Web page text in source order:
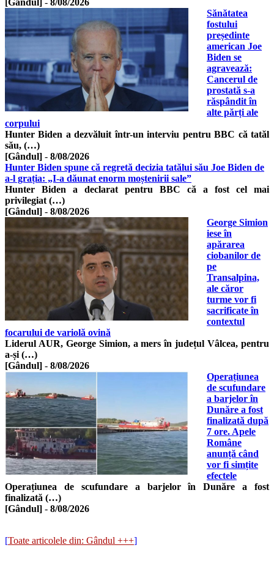
Sănătatea
fostului
președinte
american Joe
Biden se
agravează:
Cancerul de
prostată s-a
răspândit în
alte părți ale
corpului
Hunter Biden a dezvăluit într-un interviu pentru BBC că tatăl
său, (…)
[Gândul] - 8/08/2026
Hunter Biden spune că regretă decizia tatălui său Joe Biden de
a-l grația: „I-a dăunat enorm moștenirii sale”
Hunter Biden a declarat pentru BBC că a fost cel mai
privilegiat (…)
[Gândul] - 8/08/2026
George Simion
iese în
apărarea
ciobanilor de
pe
Transalpina,
ale căror
turme vor fi
sacrificate în
contextul
focarului de variolă ovină
Liderul AUR, George Simion, a mers în județul Vâlcea, pentru
a-și (…)
[Gândul] - 8/08/2026
Operațiunea
de scufundare
a barjelor în
Dunăre a fost
finalizată după
7 ore. Apele
Române
anunță când
vor fi simțite
efectele
Operațiunea de scufundare a barjelor în Dunăre a fost
finalizată (…)
[Gândul] - 8/08/2026
[Toate articolele din: Gândul +++]